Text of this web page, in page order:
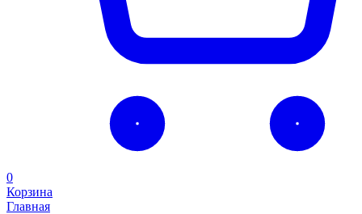
0
Корзина
Главная